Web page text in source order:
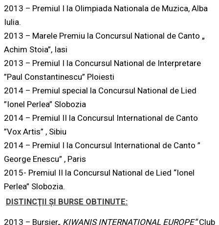
2013 – Premiul I la Olimpiada Nationala de Muzica, Alba
Iulia.
2013 – Marele Premiu la Concursul National de Canto „
Achim Stoia”, Iasi
2013 – Premiul I la Concursul National de Interpretare
”Paul Constantinescu” Ploiesti
2014 – Premiul special la Concursul National de Lied
”Ionel Perlea” Slobozia
2014 – Premiul II la Concursul International de Canto
”Vox Artis” , Sibiu
2014 – Premiul I la Concursul International de Canto ”
George Enescu” , Paris
2015- Premiul II la Concursul National de Lied “Ionel
Perlea” Slobozia.
DISTINCŢII ŞI BURSE OBTINUTE:
2013 – Bursier„ KIWANIS INTERNATIONAL EUROPE”Club